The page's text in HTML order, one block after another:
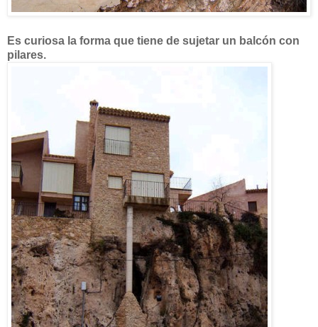
Es curiosa la forma que tiene de sujetar un balcón con
pilares.